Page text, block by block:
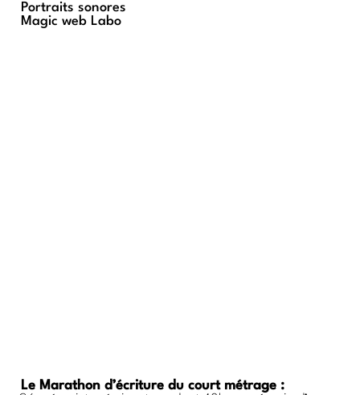
Portraits sonores
Magic web Labo
Le Marathon d’écriture du court métrage :